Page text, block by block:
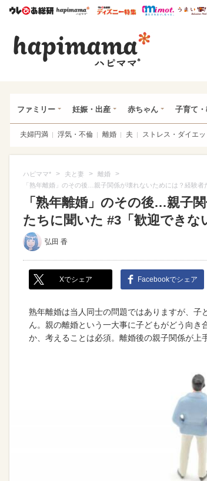
ウレぴあ総研ハピママ* ウレぴあ総研 デ
mimot.
ファミリー 妊娠・出産 赤ちゃん 子育て
夫婦円満 浮気・不倫 離婚 夫 ストレス・ダイエッ
ハピママ* > 夫と妻 > 離婚 >
「熟年離婚」のその後…親子関係が壊れないためには？経験
「熟年離婚」のその後…親子
たちに聞いた #3「歓迎でき
弘田 香
Xでシェア Facebookでシェア
熟年離婚は当人同士の問題ではありますが、
ん。親の離婚という一大事に子どもがどう向
か、考えることは必須。離婚後の親子関係が上